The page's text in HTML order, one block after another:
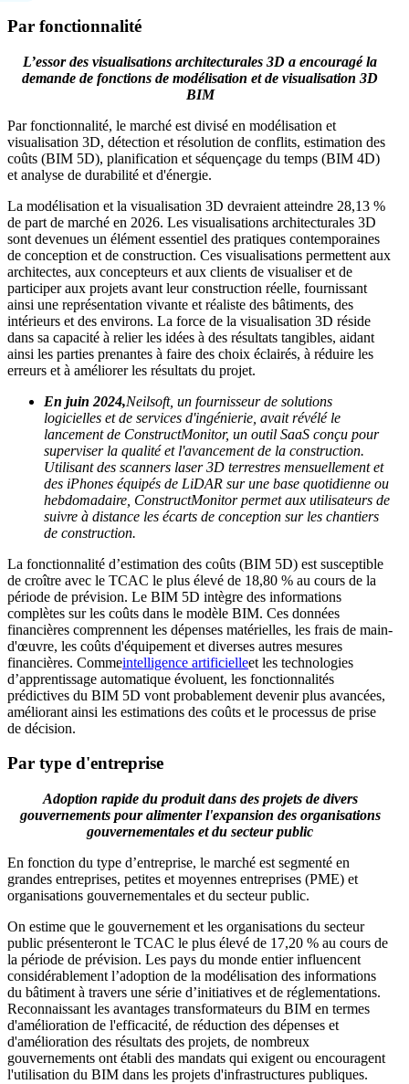
Par fonctionnalité
L’essor des visualisations architecturales 3D a encouragé la
demande de fonctions de modélisation et de visualisation 3D
BIM
Par fonctionnalité, le marché est divisé en modélisation et
visualisation 3D, détection et résolution de conflits, estimation des
coûts (BIM 5D), planification et séquençage du temps (BIM 4D)
et analyse de durabilité et d'énergie.
La modélisation et la visualisation 3D devraient atteindre 28,13 %
de part de marché en 2026. Les visualisations architecturales 3D
sont devenues un élément essentiel des pratiques contemporaines
de conception et de construction. Ces visualisations permettent aux
architectes, aux concepteurs et aux clients de visualiser et de
participer aux projets avant leur construction réelle, fournissant
ainsi une représentation vivante et réaliste des bâtiments, des
intérieurs et des environs. La force de la visualisation 3D réside
dans sa capacité à relier les idées à des résultats tangibles, aidant
ainsi les parties prenantes à faire des choix éclairés, à réduire les
erreurs et à améliorer les résultats du projet.
En juin 2024,Neilsoft, un fournisseur de solutions
logicielles et de services d'ingénierie, avait révélé le
lancement de ConstructMonitor, un outil SaaS conçu pour
superviser la qualité et l'avancement de la construction.
Utilisant des scanners laser 3D terrestres mensuellement et
des iPhones équipés de LiDAR sur une base quotidienne ou
hebdomadaire, ConstructMonitor permet aux utilisateurs de
suivre à distance les écarts de conception sur les chantiers
de construction.
La fonctionnalité d’estimation des coûts (BIM 5D) est susceptible
de croître avec le TCAC le plus élevé de 18,80 % au cours de la
période de prévision. Le BIM 5D intègre des informations
complètes sur les coûts dans le modèle BIM. Ces données
financières comprennent les dépenses matérielles, les frais de main-
d'œuvre, les coûts d'équipement et diverses autres mesures
financières. Commeintelligence artificielleet les technologies
d’apprentissage automatique évoluent, les fonctionnalités
prédictives du BIM 5D vont probablement devenir plus avancées,
améliorant ainsi les estimations des coûts et le processus de prise
de décision.
Par type d'entreprise
Adoption rapide du produit dans des projets de divers
gouvernements pour alimenter l'expansion des organisations
gouvernementales et du secteur public
En fonction du type d’entreprise, le marché est segmenté en
grandes entreprises, petites et moyennes entreprises (PME) et
organisations gouvernementales et du secteur public.
On estime que le gouvernement et les organisations du secteur
public présenteront le TCAC le plus élevé de 17,20 % au cours de
la période de prévision. Les pays du monde entier influencent
considérablement l’adoption de la modélisation des informations
du bâtiment à travers une série d’initiatives et de réglementations.
Reconnaissant les avantages transformateurs du BIM en termes
d'amélioration de l'efficacité, de réduction des dépenses et
d'amélioration des résultats des projets, de nombreux
gouvernements ont établi des mandats qui exigent ou encouragent
l'utilisation du BIM dans les projets d'infrastructures publiques.